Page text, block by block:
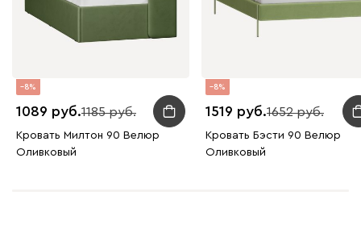
8
1089 1185
Кровать Милтон 90 Велюр
Оливковый
8
1519 1652
Кровать Бэсти 90 Велюр
Оливковый